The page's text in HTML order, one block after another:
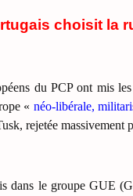
choisit la
du PCP ont mis
« néo-libérale,
rejetée massivement
dans le groupe GUE